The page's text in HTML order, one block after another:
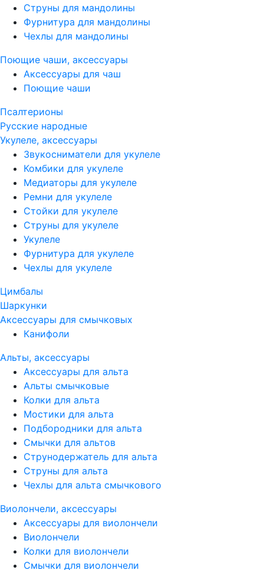
Струны для мандолины
Фурнитура для мандолины
Чехлы для мандолины
Поющие чаши, аксессуары
Аксессуары для чаш
Поющие чаши
Псалтерионы
Русские народные
Укулеле, аксессуары
Звукосниматели для укулеле
Комбики для укулеле
Медиаторы для укулеле
Ремни для укулеле
Стойки для укулеле
Струны для укулеле
Укулеле
Фурнитура для укулеле
Чехлы для укулеле
Цимбалы
Шаркунки
Аксессуары для смычковых
Канифоли
Альты, аксессуары
Аксессуары для альта
Альты смычковые
Колки для альта
Мостики для альта
Подбородники для альта
Смычки для альтов
Струнодержатель для альта
Струны для альта
Чехлы для альта смычкового
Виолончели, аксессуары
Аксессуары для виолончели
Виолончели
Колки для виолончели
Смычки для виолончели